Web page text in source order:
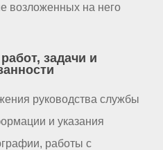
возложенных на него
задачи и
руководства службы
и указания
работы с